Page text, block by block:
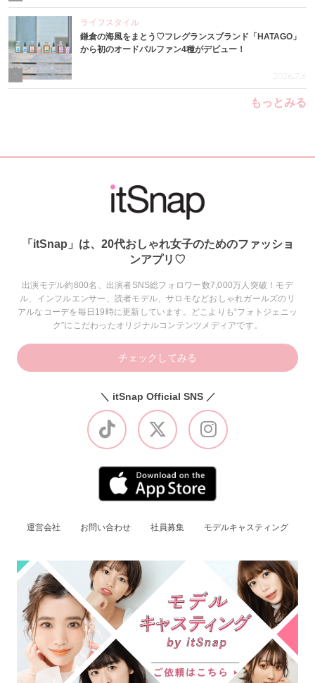
ライフスタイル
鎌倉の海風をまとう♡フレグランスブランド「HATAGO」
から初のオードパルファン4種がデビュー！
2026.7.6
もっとみる
「itSnap」は、20代おしゃれ女子のためのファッショ
ンアプリ♡
出演モデル約800名、出演者SNS総フォロワー数7,000万人突破！モデ
ル、インフルエンサー、読者モデル、サロモなどおしゃれガールズのリ
アルなコーデを毎日19時に更新しています。どこよりも“フォトジェニッ
ク”にこだわったオリジナルコンテンツメディアです。
チェックしてみる
＼ itSnap Official SNS ／
運営会社 お問い合わせ 社員募集 モデルキャスティング